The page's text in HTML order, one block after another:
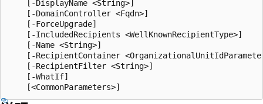
    [-DisplayName <String>]
    [-DomainController <Fqdn>]
    [-ForceUpgrade]
    [-IncludedRecipients <WellKnownRecipientType>]
    [-Name <String>]
[-RecipientContainer
    [-RecipientFilter <String>]
    [-WhatIf]